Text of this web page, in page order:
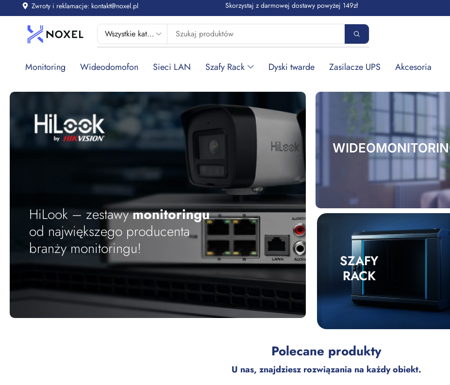
Zwroty i reklamacje: kontakt@noxel.pl Skorzystaj z darmowej dostawy powyżej 149zł
Monitoring Wideodomofon Sieci LAN Szafy Rack Dyski twarde Zasilacze UPS Akcesoria
HiLook – zestawymonitoringu
od największego producenta
branży monitoringu!
SZAFY
RACK
Polecane produkty
U nas, znajdziesz rozwiązania na każdy obiekt.